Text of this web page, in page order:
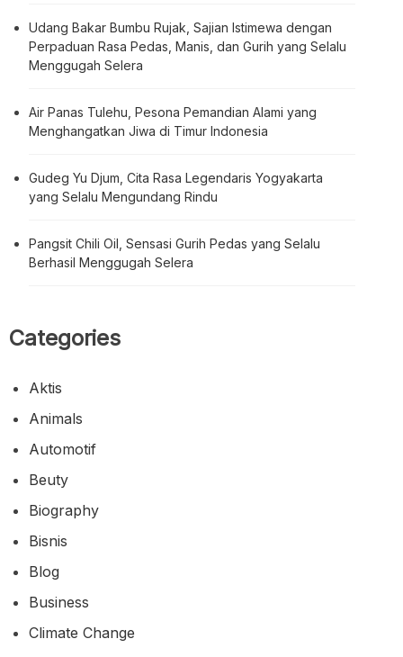
Udang Bakar Bumbu Rujak, Sajian Istimewa dengan
Perpaduan Rasa Pedas, Manis, dan Gurih yang Selalu
Menggugah Selera
Air Panas Tulehu, Pesona Pemandian Alami yang
Menghangatkan Jiwa di Timur Indonesia
Gudeg Yu Djum, Cita Rasa Legendaris Yogyakarta
yang Selalu Mengundang Rindu
Pangsit Chili Oil, Sensasi Gurih Pedas yang Selalu
Berhasil Menggugah Selera
Categories
Aktis
Animals
Automotif
Beuty
Biography
Bisnis
Blog
Business
Climate Change